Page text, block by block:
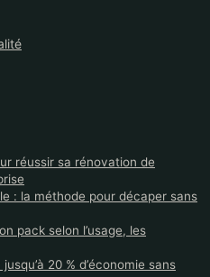
réussir sa rénovation de
: la méthode pour décaper sans
pack selon l’usage, les
20 % d’économie sans